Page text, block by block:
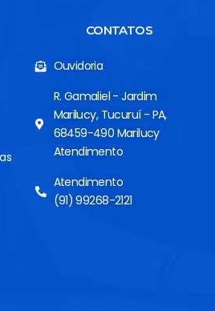
CONTATOS
Ouvidoria
R. Gamaliel - Jardim
Marilucy, Tucuruí - PA,
68459-490 Marilucy
Atendimento
Atendimento
(91) 99268-2121